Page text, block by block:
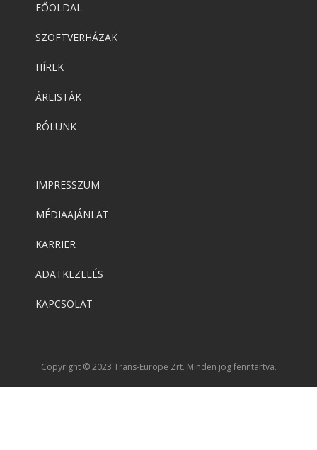
FŐOLDAL
SZOFTVERHÁZAK
HÍREK
ÁRLISTÁK
RÓLUNK
IMPRESSZUM
MÉDIAAJÁNLAT
KARRIER
ADATKEZELÉS
KAPCSOLAT
Copyright © 2023 Trans-Europe Zrt. Minden jog fenntartva.